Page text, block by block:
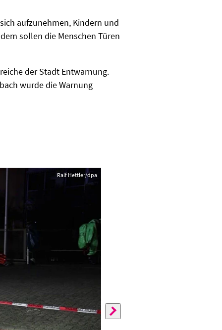
aufzunehmen, Kindern und
sollen die Menschen Türen
der Stadt Entwarnung.
wurde die Warnung
Ralf Hettler/dpa